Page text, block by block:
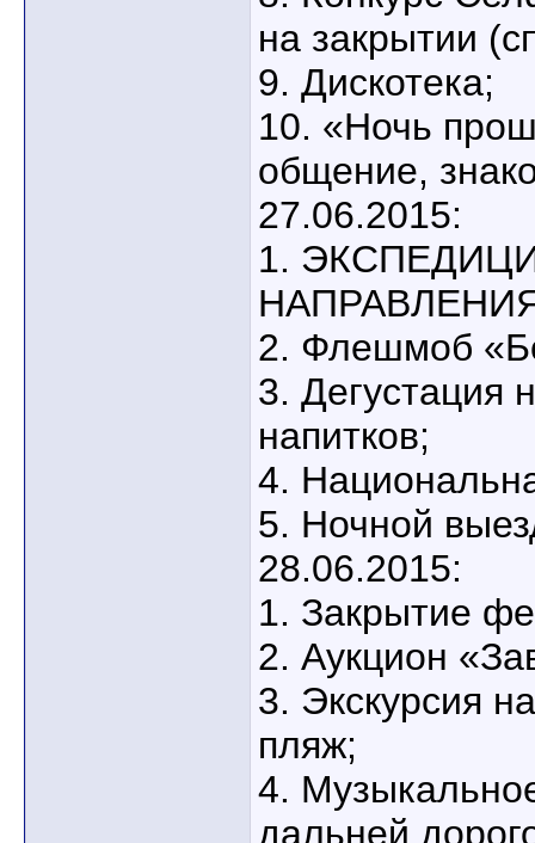
на закрытии
9. Дискотека;
10. «Ночь
общение,
27.06.2015:
1.
2. Флешмоб
3. Дегустация
напитков;
4.
5. Ночной
28.06.2015:
1. Закрытие
2. Аукцион
3. Экскурсия
пляж;
4.
дальней